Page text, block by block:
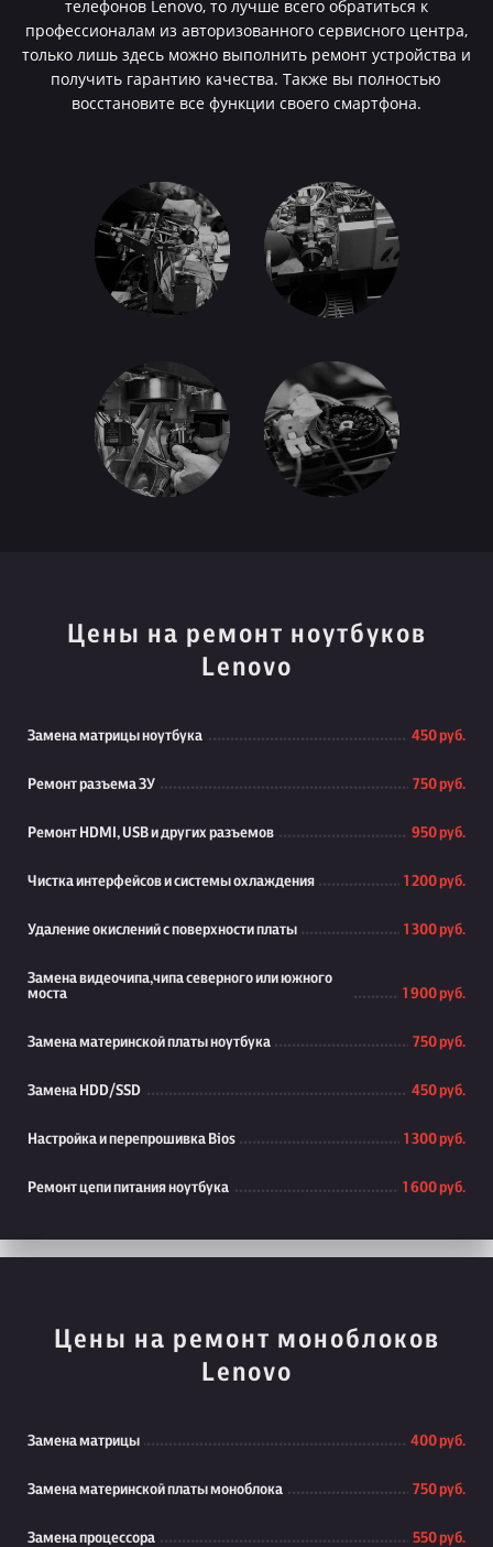
телефонов Lenovo, то лучше всего обратиться к
профессионалам из авторизованного сервисного центра,
только лишь здесь можно выполнить ремонт устройства и
получить гарантию качества. Также вы полностью
восстановите все функции своего смартфона.
Цены на ремонт ноутбуков
Lenovo
Замена матрицы ноутбука 450 руб.
Ремонт разъема ЗУ 750 руб.
Ремонт HDMI, USB и других разъемов 950 руб.
Чистка интерфейсов и системы охлаждения 1 200 руб.
Удаление окислений с поверхности платы 1 300 руб.
Замена видеочипа,чипа северного или южного
моста
1 900 руб.
Замена материнской платы ноутбука 750 руб.
Замена HDD/SSD 450 руб.
Настройка и перепрошивка Bios 1 300 руб.
Ремонт цепи питания ноутбука 1 600 руб.
Цены на ремонт моноблоков
Lenovo
Замена матрицы 400 руб.
Замена материнской платы моноблока 750 руб.
Замена процессора 550 руб.